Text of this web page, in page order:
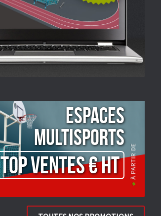
ESPACES
Multisports
TOP VENTES € HT